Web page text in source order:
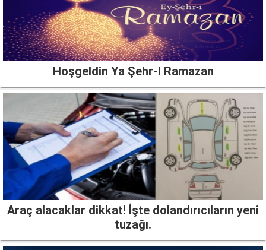
Hoşgeldin Ya Şehr-I Ramazan
Araç alacaklar dikkat! İşte dolandırıcıların yeni
tuzağı.